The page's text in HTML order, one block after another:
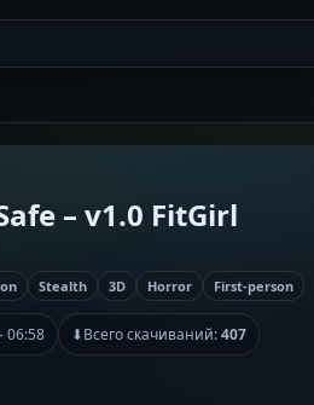
– v1.0 FitGirl
Stealth 3D Horror First-person
06:58 ⬇Всего скачиваний:407